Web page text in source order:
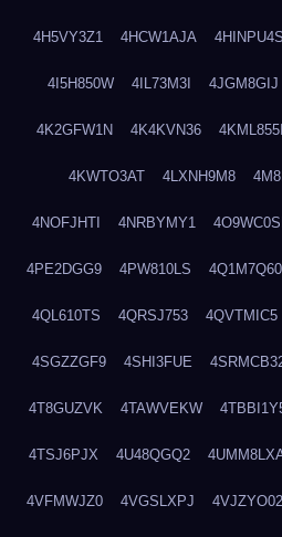
4H5VY3Z1 4HCW1AJA 4HINPU4S
4I5H850W 4IL73M3I 4JGM8GIJ
4K2GFW1N 4K4KVN36 4KML855I
4KWTO3AT 4LXNH9M8
4NOFJHTI 4NRBYMY1 4O9WC0SL
4PE2DGG9 4PW810LS 4Q1M7Q60
4QL610TS 4QRSJ753 4QVTMIC5
4SGZZGF9 4SHI3FUE
4T8GUZVK 4TAWVEKW
4TSJ6PJX 4U48QGQ2
4VFMWJZ0 4VGSLXPJ 4VJZYO02